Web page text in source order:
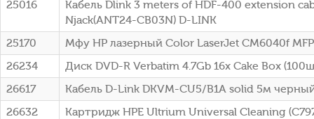
25016
Кабель Dlink 3 meters of HDF-400 extension
Njack(ANT24-CB03N) D-LINK
25170
Мфу HP лазерный Color LaserJet CM6040f
26234
Диск DVD-R Verbatim 4.7Gb 16x Cake Box
26617
Кабель D-Link DKVM-CU5/B1A solid 5м
26632
Картридж HPE Ultrium Universal Cleaning